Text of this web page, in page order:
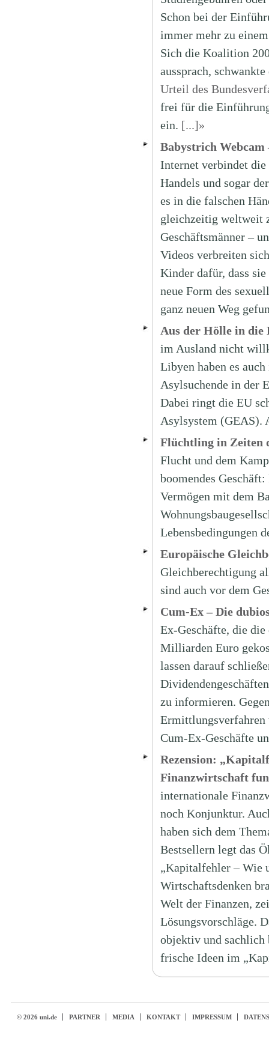
Schon bei der
immer mehr zu
Sich die Koalition
aussprach,
Urteil des
frei für die
ein. [...]»
Babystrich Webcam
Internet verbindet die
Handels und sogar
es in die falschen
gleichzeitig weltweit
Geschäftsmänner –
Videos verbreiten
Kinder dafür, dass
neue Form des
ganz neuen Weg
Aus der Hölle in die
im Ausland nicht
Libyen haben es
Asylsuchende in der
Dabei ringt die EU
Asylsystem (GEAS).
Flüchtling in Zeiten
Flucht und dem
boomendes
Vermögen mit dem
Lebensbedingungen
Europäische
Gleichberechtigung
sind auch vor dem
Cum-Ex – Die
Ex-Geschäfte, die die
Milliarden Euro
lassen darauf
zu informieren.
Ermittlungsverfahren
Cum-Ex-Geschäfte
Rezension:
Finanzwirtschaft
internationale
noch Konjunktur.
haben sich dem
Bestsellern legt das
„Kapitalfehler – Wie
Wirtschaftsdenken
Welt der Finanzen,
Lösungsvorschläge.
objektiv und sachlich
frische Ideen im
© 2026 uni.de PARTNER MEDIA KONTAKT IMPRESSUM